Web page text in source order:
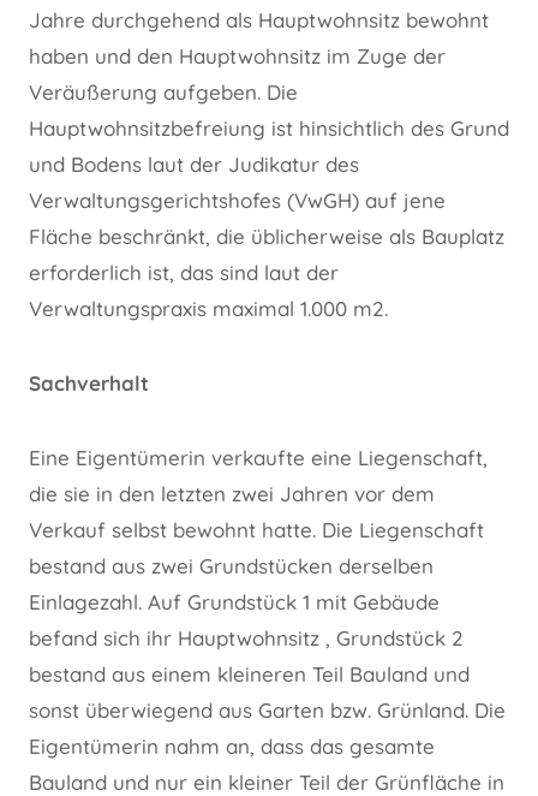
Jahre durchgehend als Hauptwohnsitz bewohnt
haben und den Hauptwohnsitz im Zuge der
Veräußerung aufgeben. Die
Hauptwohnsitzbefreiung ist hinsichtlich des Grund
und Bodens laut der Judikatur des
Verwaltungsgerichtshofes (VwGH) auf jene
Fläche beschränkt, die üblicherweise als Bauplatz
erforderlich ist, das sind laut der
Verwaltungspraxis maximal 1.000 m2.
Sachverhalt
Eine Eigentümerin verkaufte eine Liegenschaft,
die sie in den letzten zwei Jahren vor dem
Verkauf selbst bewohnt hatte. Die Liegenschaft
bestand aus zwei Grundstücken derselben
Einlagezahl. Auf Grundstück 1 mit Gebäude
befand sich ihr Hauptwohnsitz , Grundstück 2
bestand aus einem kleineren Teil Bauland und
sonst überwiegend aus Garten bzw. Grünland. Die
Eigentümerin nahm an, dass das gesamte
Bauland und nur ein kleiner Teil der Grünfläche in